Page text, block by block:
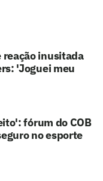
inusitada
'Joguei meu
fórum do COB
no esporte